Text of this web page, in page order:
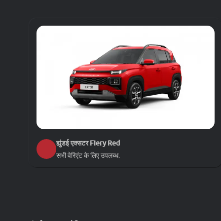
1197 CC, पेट्रोल, 19.4 KM/L, नियमावली
एक्सटर HX 4 Plus AMT
1197 CC, पेट्रोल, 19.4 KM/L, एएमटी
एक्सटर HX 6 Dual Tone
1197 CC, पेट्रोल, 19.4 KM/L, नियमावली
एक्सटर HX 8
1197 CC, पेट्रोल, 19.4 KM/L, नियमावली
ह्युंडई एक्सटर Fiery Red
सभी वेरिएंट के लिए उपलब्ध.